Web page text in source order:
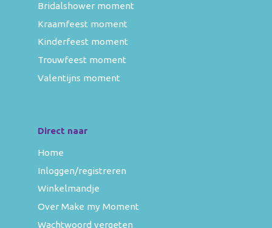
Bridalshower moment
Kraamfeest moment
Kinderfeest moment
Trouwfeest moment
Valentijns moment
Direct naar
Home
Inloggen/registreren
Winkelmandje
Over Make my Moment
Wachtwoord vergeten